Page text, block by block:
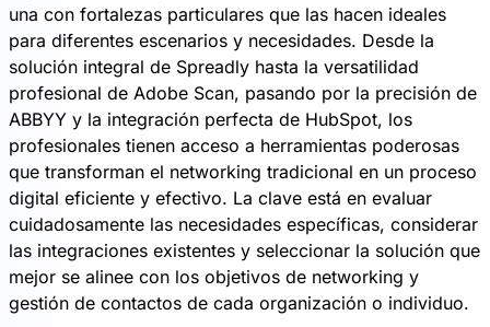
una con fortalezas particulares que las hacen ideales
para diferentes escenarios y necesidades. Desde la
solución integral de Spreadly hasta la versatilidad
profesional de Adobe Scan, pasando por la precisión de
ABBYY y la integración perfecta de HubSpot, los
profesionales tienen acceso a herramientas poderosas
que transforman el networking tradicional en un proceso
digital eficiente y efectivo. La clave está en evaluar
cuidadosamente las necesidades específicas, considerar
las integraciones existentes y seleccionar la solución que
mejor se alinee con los objetivos de networking y
gestión de contactos de cada organización o individuo.